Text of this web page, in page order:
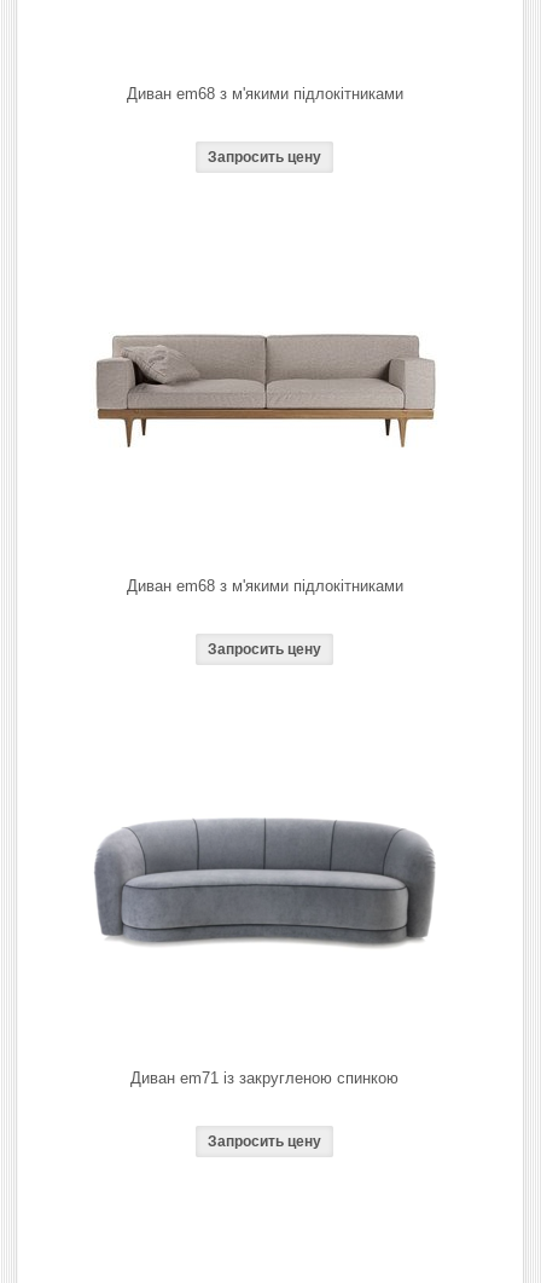
Диван em68 з м'якими підлокітниками
Диван em68 з м'якими підлокітниками
Диван em71 із закругленою спинкою